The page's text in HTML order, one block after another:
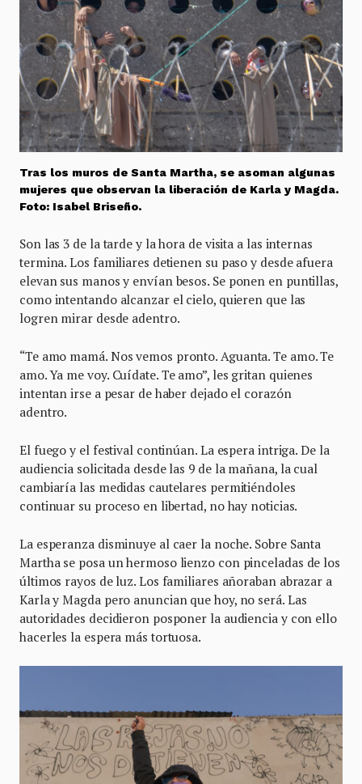
Tras los muros de Santa Martha, se asoman algunas
mujeres que observan la liberación de Karla y Magda.
Foto: Isabel Briseño.
Son las 3 de la tarde y la hora de visita a las internas
termina. Los familiares detienen su paso y desde afuera
elevan sus manos y envían besos. Se ponen en puntillas,
como intentando alcanzar el cielo, quieren que las
logren mirar desde adentro.
“Te amo mamá. Nos vemos pronto. Aguanta. Te amo. Te
amo. Ya me voy. Cuídate. Te amo”, les gritan quienes
intentan irse a pesar de haber dejado el corazón
adentro.
El fuego y el festival continúan. La espera intriga. De la
audiencia solicitada desde las 9 de la mañana, la cual
cambiaría las medidas cautelares permitiéndoles
continuar su proceso en libertad, no hay noticias.
La esperanza disminuye al caer la noche. Sobre Santa
Martha se posa un hermoso lienzo con pinceladas de los
últimos rayos de luz. Los familiares añoraban abrazar a
Karla y Magda pero anuncian que hoy, no será. Las
autoridades decidieron posponer la audiencia y con ello
hacerles la espera más tortuosa.